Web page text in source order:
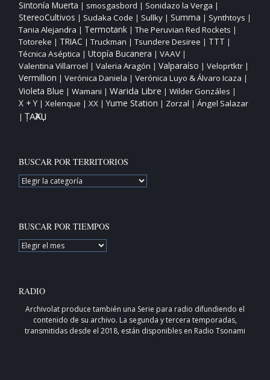
Sintonía Muerta | smosgasbord | Sonidazo la Verga |
StereoCultivos | Sudaka Code | Sullky| Summa | Synthtoys |
Tania Alejandra | Termotank| The Peruvian Red Rockets |
Totoreke | TRIAC | Truckman | Tsundere Desiree | TTT |
Técnica Aséptica | Utopía Bucanera | VAAV|
Valentina Villarroel | Valeria Aragón | Valparaíso | Veloprtktr|
Vermillion | Verónica Daniela | Verónica Luyo & Álvaro Icaza |
Violeta Blue | Wamani | Warida Libre | Wilder Gonzáles |
X + Y| Xelenque | XX| Yume Station | Zorzal | Ángel Salazar
| ȚAҠAЏ
BUSCAR POR TERRITORIOS
BUSCAR
POR
BUSCAR POR TIEMPOS
BUSCAR
POR
RADIO
Archivolat produce también una Serie para radio difundiendo el
contenido de su archivo. La segunda y tercera temporadas,
transmitidas desde el 2018, están disponibles en Radio Tsonami